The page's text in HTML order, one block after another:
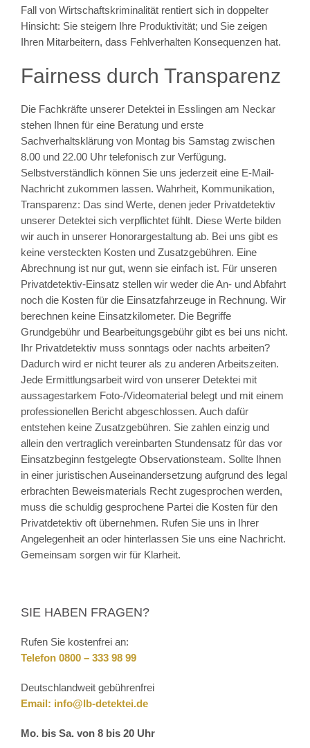
Fall von Wirtschaftskriminalität rentiert sich in doppelter
Hinsicht: Sie steigern Ihre Produktivität; und Sie zeigen
Ihren Mitarbeitern, dass Fehlverhalten Konsequenzen hat.
Fairness durch Transparenz
Die Fachkräfte unserer Detektei in Esslingen am Neckar
stehen Ihnen für eine Beratung und erste
Sachverhaltsklärung von Montag bis Samstag zwischen
8.00 und 22.00 Uhr telefonisch zur Verfügung.
Selbstverständlich können Sie uns jederzeit eine E-Mail-
Nachricht zukommen lassen. Wahrheit, Kommunikation,
Transparenz: Das sind Werte, denen jeder Privatdetektiv
unserer Detektei sich verpflichtet fühlt. Diese Werte bilden
wir auch in unserer Honorargestaltung ab. Bei uns gibt es
keine versteckten Kosten und Zusatzgebühren. Eine
Abrechnung ist nur gut, wenn sie einfach ist. Für unseren
Privatdetektiv-Einsatz stellen wir weder die An- und Abfahrt
noch die Kosten für die Einsatzfahrzeuge in Rechnung. Wir
berechnen keine Einsatzkilometer. Die Begriffe
Grundgebühr und Bearbeitungsgebühr gibt es bei uns nicht.
Ihr Privatdetektiv muss sonntags oder nachts arbeiten?
Dadurch wird er nicht teurer als zu anderen Arbeitszeiten.
Jede Ermittlungsarbeit wird von unserer Detektei mit
aussagestarkem Foto-/Videomaterial belegt und mit einem
professionellen Bericht abgeschlossen. Auch dafür
entstehen keine Zusatzgebühren. Sie zahlen einzig und
allein den vertraglich vereinbarten Stundensatz für das vor
Einsatzbeginn festgelegte Observationsteam. Sollte Ihnen
in einer juristischen Auseinandersetzung aufgrund des legal
erbrachten Beweismaterials Recht zugesprochen werden,
muss die schuldig gesprochene Partei die Kosten für den
Privatdetektiv oft übernehmen. Rufen Sie uns in Ihrer
Angelegenheit an oder hinterlassen Sie uns eine Nachricht.
Gemeinsam sorgen wir für Klarheit.
SIE HABEN FRAGEN?
Rufen Sie kostenfrei an:
Telefon 0800 – 333 98 99
Deutschlandweit gebührenfrei
Email: info@lb-detektei.de
Mo. bis Sa. von 8 bis 20 Uhr